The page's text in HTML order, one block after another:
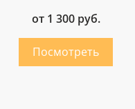
от 1 300 руб.